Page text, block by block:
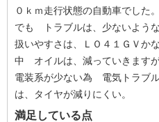
０ｋｍ走行状態の自動車でした。
でも トラブルは、少ないような
扱いやすさは、ＬＯ４１ＧＶ
中 オイルは、減っていきますが
電装系が少ない為 電気トラブ
は、タイヤが減りにくい。
満足している点